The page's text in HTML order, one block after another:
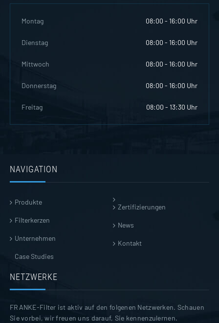
Montag 08:00 - 16:00 Uhr
Dienstag 08:00 - 16:00 Uhr
Mittwoch 08:00 - 16:00 Uhr
Donnerstag 08:00 - 16:00 Uhr
Freitag 08:00 - 13:30 Uhr
NAVIGATION
Produkte
Filterkerzen
Unternehmen
Case Studies
Zertifizierungen
News
Kontakt
NETZWERKE
FRANKE-Filter ist aktiv auf den folgenen Netzwerken. Schauen
Sie vorbei, wir freuen uns darauf, Sie kennenzulernen.